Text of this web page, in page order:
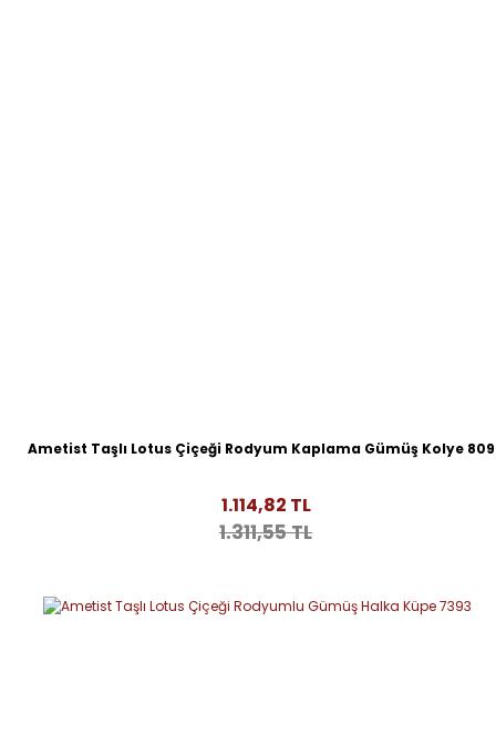
Ametist Taşlı Lotus Çiçeği Rodyum Kaplama Gümüş Kolye
1.114,82 TL
1.311,55 TL